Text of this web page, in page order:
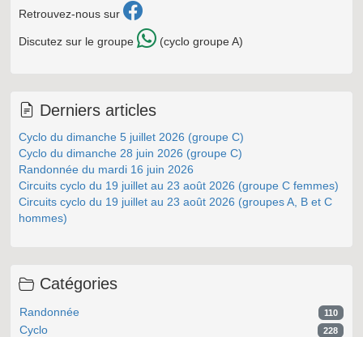
Retrouvez-nous sur
Discutez sur le groupe (cyclo groupe A)
Derniers articles
Cyclo du dimanche 5 juillet 2026 (groupe C)
Cyclo du dimanche 28 juin 2026 (groupe C)
Randonnée du mardi 16 juin 2026
Circuits cyclo du 19 juillet au 23 août 2026 (groupe C femmes)
Circuits cyclo du 19 juillet au 23 août 2026 (groupes A, B et C
hommes)
Catégories
Randonnée 110
Cyclo 228